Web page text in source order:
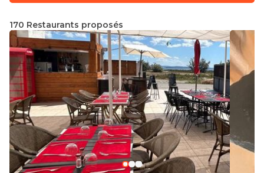
170 Restaurants proposés